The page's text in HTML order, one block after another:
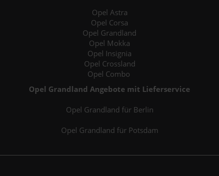
Opel Astra
Opel Corsa
Opel Grandland
Opel Mokka
Opel Insignia
Opel Crossland
Opel Combo
Opel Grandland Angebote mit Lieferservice
Opel Grandland für Berlin
Opel Grandland für Potsdam